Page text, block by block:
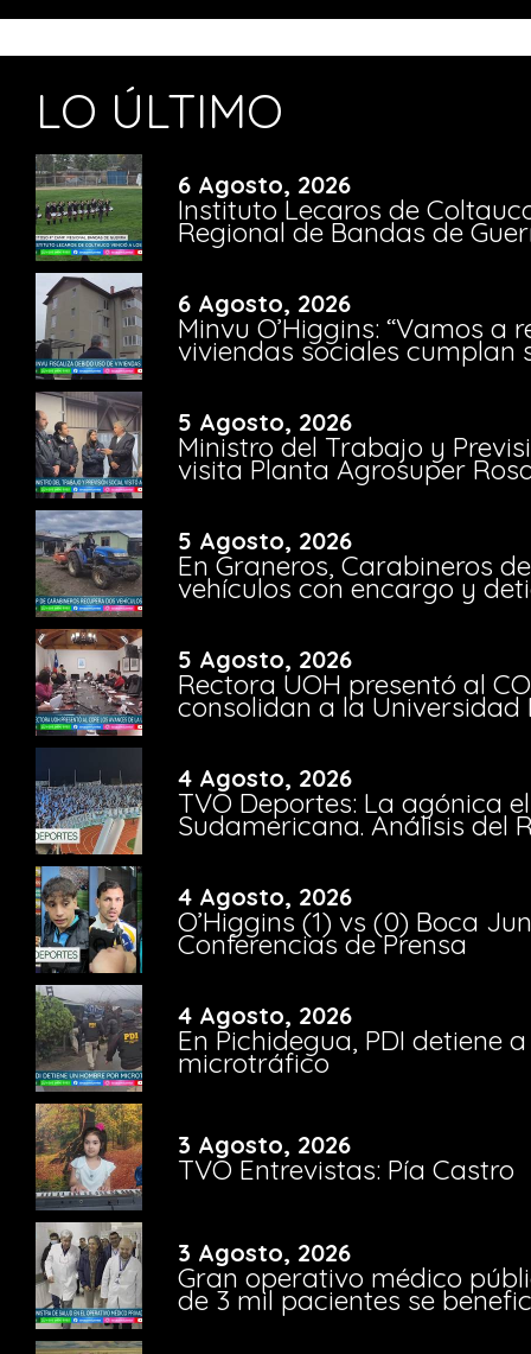
LO ÚLTIMO
6 Agosto, 2026
Instituto Lecaros de
Regional de Bandas de
6 Agosto, 2026
Minvu O’Higgins: “Vamos a
viviendas sociales cumplan
5 Agosto, 2026
Ministro del Trabajo y
visita Planta Agrosuper
5 Agosto, 2026
En Graneros, Carabineros
vehículos con encargo y
5 Agosto, 2026
Rectora UOH presentó al
consolidan a la Universidad
4 Agosto, 2026
TVO Deportes: La agónica
Sudamericana. Análisis del
4 Agosto, 2026
O’Higgins (1) vs (0) Boca
Conferencias de Prensa
4 Agosto, 2026
En Pichidegua, PDI detiene
microtráfico
3 Agosto, 2026
TVO Entrevistas: Pía Castro
3 Agosto, 2026
Gran operativo médico
de 3 mil pacientes se